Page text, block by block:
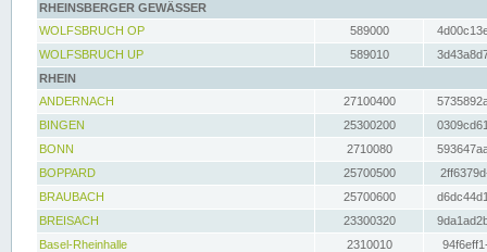
RHEINSBERGER GEWÄSSER
WOLFSBRUCH OP
589000
WOLFSBRUCH UP
589010
RHEIN
ANDERNACH
27100400
BINGEN
25300200
BONN
2710080
BOPPARD
25700500
BRAUBACH
25700600
BREISACH
23300320
Basel-Rheinhalle
2310010